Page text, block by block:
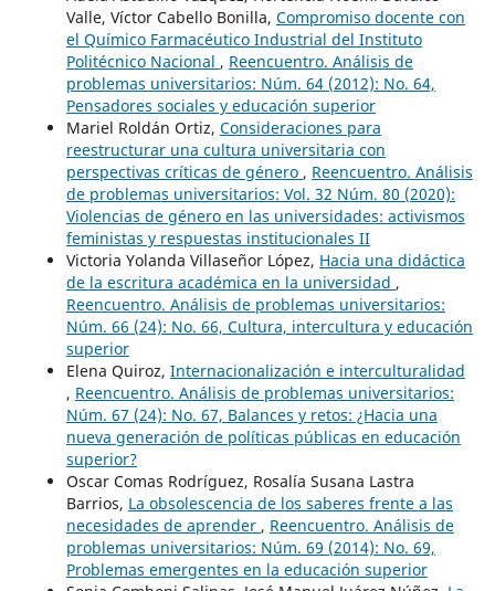
Valle, Víctor Cabello Bonilla, Compromiso docente con
el Químico Farmacéutico Industrial del Instituto
Politécnico Nacional , Reencuentro. Análisis de
problemas universitarios: Núm. 64 (2012): No. 64,
Pensadores sociales y educación superior
Mariel Roldán Ortiz, Consideraciones para
reestructurar una cultura universitaria con
perspectivas críticas de género , Reencuentro. Análisis
de problemas universitarios: Vol. 32 Núm. 80 (2020):
Violencias de género en las universidades: activismos
feministas y respuestas institucionales II
Victoria Yolanda Villaseñor López, Hacia una didáctica
de la escritura académica en la universidad ,
Reencuentro. Análisis de problemas universitarios:
Núm. 66 (24): No. 66, Cultura, intercultura y educación
superior
Elena Quiroz, Internacionalización e interculturalidad
, Reencuentro. Análisis de problemas universitarios:
Núm. 67 (24): No. 67, Balances y retos: ¿Hacia una
nueva generación de políticas públicas en educación
superior?
Oscar Comas Rodríguez, Rosalía Susana Lastra
Barrios, La obsolescencia de los saberes frente a las
necesidades de aprender , Reencuentro. Análisis de
problemas universitarios: Núm. 69 (2014): No. 69,
Problemas emergentes en la educación superior